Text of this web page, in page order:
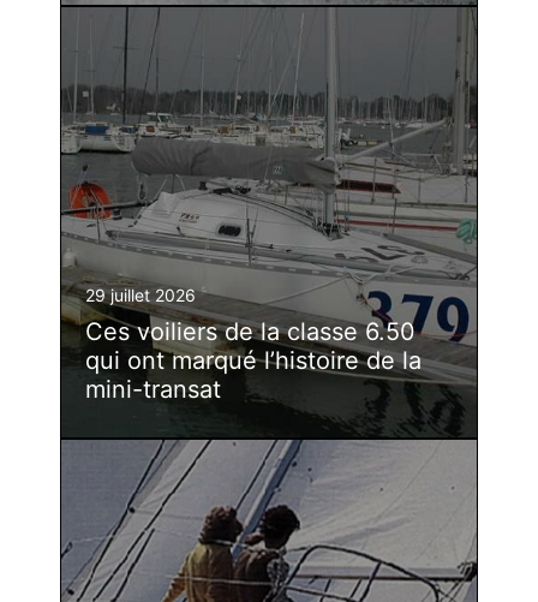
29 juillet 2026
Ces voiliers de la classe 6.50
qui ont marqué l’histoire de la
mini-transat